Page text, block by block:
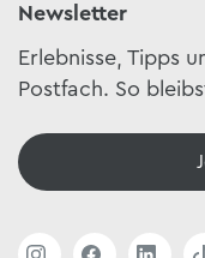
Newsletter
Erlebnisse, Tipps
Postfach. So